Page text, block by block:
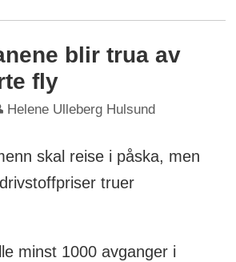
blir trua av
fly
Helene Ulleberg Hulsund
skal reise i påska, men
truer
minst 1000 avganger i